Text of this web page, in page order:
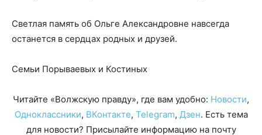
Светлая память об Ольге Александровне навсегда
останется в сердцах родных и друзей.
Семьи Порываевых и Костиных
Читайте «Волжскую правду», где вам удобно: Новости,
Одноклассники, ВКонтакте, Telegram, Дзен. Есть тема
для новости? Присылайте информацию на почту